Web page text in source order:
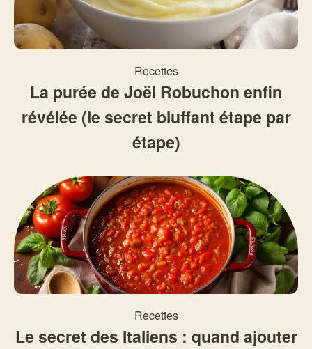
Recettes
La purée de Joël Robuchon enfin
révélée (le secret bluffant étape par
étape)
Recettes
Le secret des Italiens : quand ajouter